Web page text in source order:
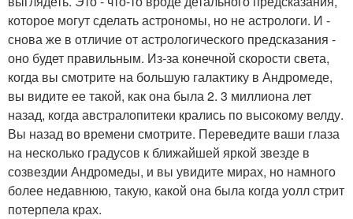
которое могут сделать астрономы, но не астрологи. И -
снова же в отличие от астрологического предсказания -
оно будет правильным. Из-за конечной скорости света,
когда вы смотрите на большую галактику в Андромеде,
вы видите ее такой, как она была 2. 3 миллиона лет
назад, когда австралопитеки крались по высокому велду.
Вы назад во времени смотрите. Переведите ваши глаза
на несколько градусов к ближайшей яркой звезде в
созвездии Андромеды, и вы увидите мирах, но намного
более недавнюю, такую, какой она была когда уолл стрит
потерпела крах.